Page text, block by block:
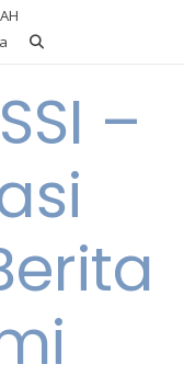
–